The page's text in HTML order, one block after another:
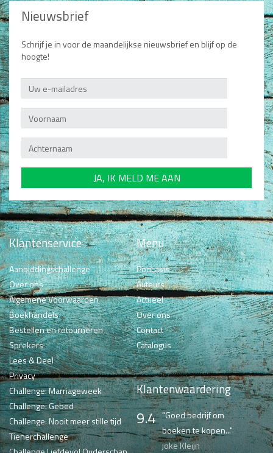
Nieuwsbrief
Schrijf je in voor de maandelijkse nieuwsbrief en blijf op de
hoogte!
Klantenservice
Aanbiddingschallenge
Over ons
Algemene Voorwaarden
Boekhandels
Bestellen en retourneren
Sprekers
Lees & Deel
Privacy
Challenge: Marriageweek
Challenge: Gebed
Challenge: Nooit meer stille tijd
Tienerchallenge
Menu
Podcasts
Auteurs
Actueel
Over ons
Contact
Catalogus
Klantenwaardering
9.4 "Goed bedrijf om
boeken te kopen..."
joke Kleijn